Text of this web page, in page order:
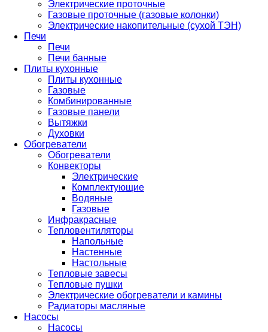
Электрические проточные
Газовые проточные (газовые колонки)
Электрические накопительные (сухой ТЭН)
Печи
Печи
Печи банные
Плиты кухонные
Плиты кухонные
Газовые
Комбинированные
Газовые панели
Вытяжки
Духовки
Обогреватели
Обогреватели
Конвекторы
Электрические
Комплектующие
Водяные
Газовые
Инфракрасные
Тепловентиляторы
Напольные
Настенные
Настольные
Тепловые завесы
Тепловые пушки
Электрические обогреватели и камины
Радиаторы масляные
Насосы
Насосы